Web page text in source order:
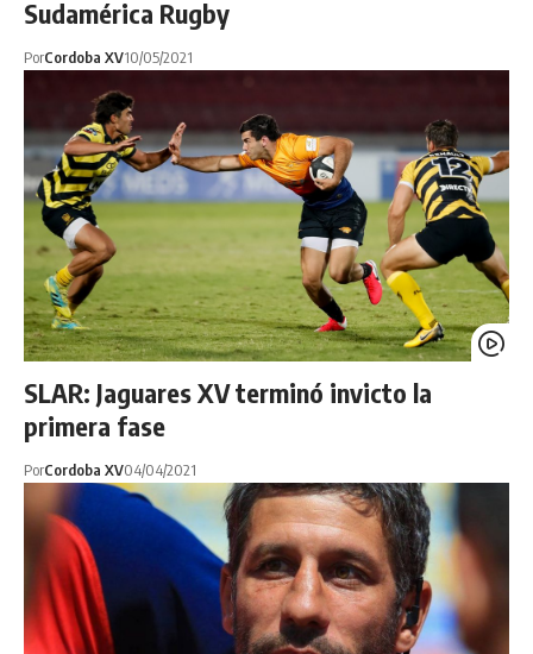
Sudamérica Rugby
PorCordoba XV10/05/2021
SLAR: Jaguares XV terminó invicto la
primera fase
PorCordoba XV04/04/2021